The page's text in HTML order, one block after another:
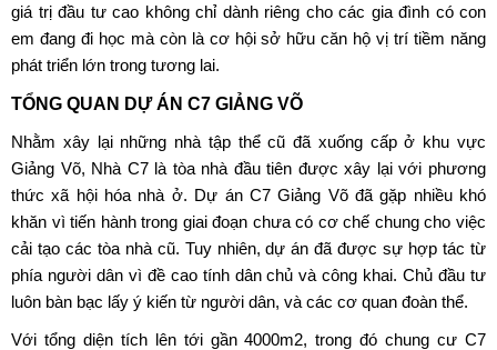
giá trị đầu tư cao không chỉ dành riêng cho các gia đình có con
em đang đi học mà còn là cơ hội sở hữu căn hộ vị trí tiềm năng
phát triển lớn trong tương lai.
TỔNG QUAN DỰ ÁN C7 GIẢNG VÕ
Nhằm xây lại những nhà tập thể cũ đã xuống cấp ở khu vực
Giảng Võ, Nhà C7 là tòa nhà đầu tiên được xây lại với phương
thức xã hội hóa nhà ở. Dự án C7 Giảng Võ đã gặp nhiều khó
khăn vì tiến hành trong giai đoạn chưa có cơ chế chung cho việc
cải tạo các tòa nhà cũ. Tuy nhiên, dự án đã được sự hợp tác từ
phía người dân vì đề cao tính dân chủ và công khai. Chủ đầu tư
luôn bàn bạc lấy ý kiến từ người dân, và các cơ quan đoàn thể.
Với tổng diện tích lên tới gần 4000m2, trong đó chung cư C7